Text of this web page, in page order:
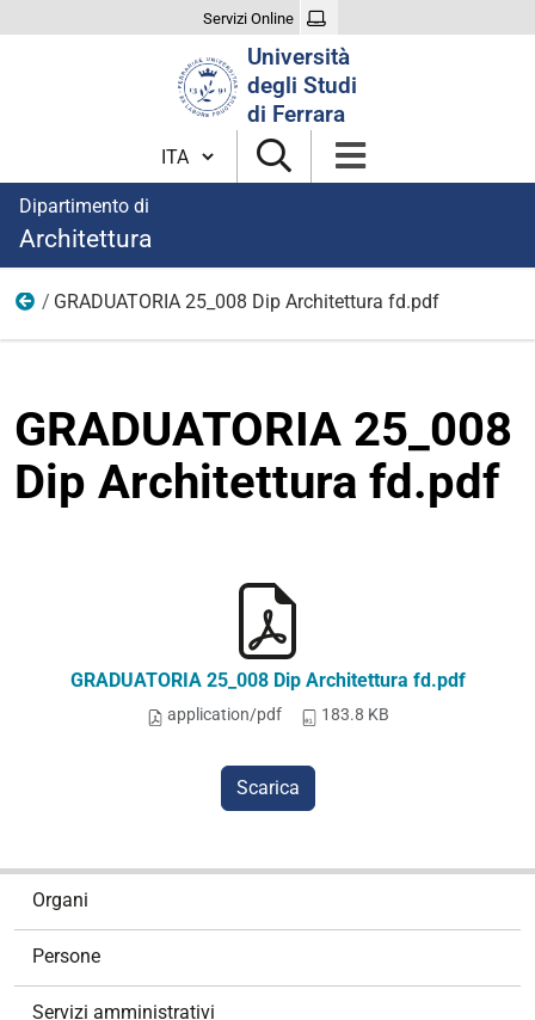
Servizi Online
Università
degli Studi
di Ferrara
Cambia lingua
Dipartimento di
Architettura
Bandi
GRADUATORIA 25_008 Dip Architettura fd.pdf
GRADUATORIA 25_008
Dip Architettura fd.pdf
GRADUATORIA 25_008 Dip Architettura fd.pdf
application/pdf 183.8 KB
Scarica
Organi
Persone
Servizi amministrativi